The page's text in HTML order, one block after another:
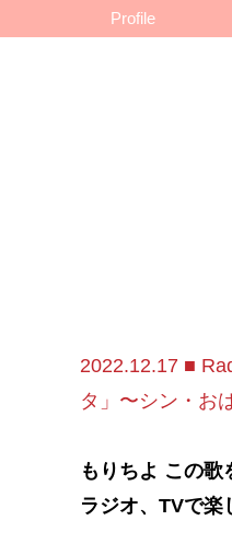
Profile
2022.12.17 ■
タ」〜シン・お
もりちよ この歌
ラジオ、TVで楽